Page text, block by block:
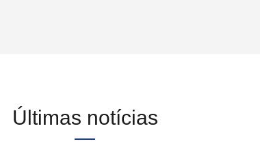
Últimas notícias